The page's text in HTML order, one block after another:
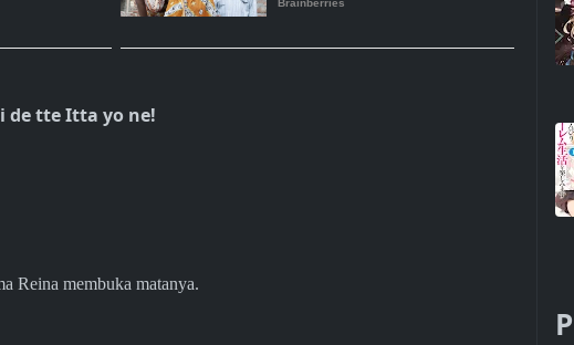
de tte Itta yo ne!
Reina membuka matanya.